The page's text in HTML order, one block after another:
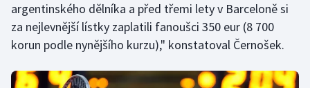
Plavání
Plážový volejbal
Ragby
argentinského dělníka a před třemi lety v Barceloně si
za nejlevnější lístky zaplatili fanoušci 350 eur (8 700
korun podle nynějšího kurzu)," konstatoval Černošek.